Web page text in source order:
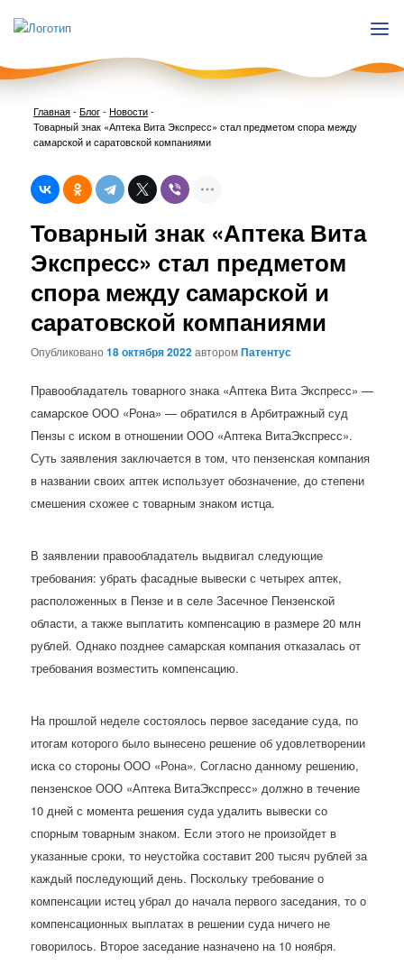
Главная-Блог- Новости-
Товарный знак «Аптека Вита Экспресс» стал предметом спора между
самарской и саратовской компаниями
Товарный знак «Аптека Вита
Экспресс» стал предметом
спора между самарской и
саратовской компаниями
Опубликовано18 октября 2022авторомПатентус
Правообладатель товарного знака «Аптека Вита Экспресс» —
самарское ООО «Рона» — обратился в Арбитражный суд
Пензы с иском в отношении ООО «Аптека ВитаЭкспресс».
Суть заявления заключается в том, что пензенская компания
в названии своих аптек использует обозначение, до степени
смешения схожее с товарным знаком истца.
В заявлении правообладатель выдвигал следующие
требования: убрать фасадные вывески с четырех аптек,
расположенных в Пензе и в селе Засечное Пензенской
области, а также выплатить компенсацию в размере 20 млн
рублей. Однако позднее самарская компания отказалась от
требования возместить компенсацию.
На прошлой неделе состоялось первое заседание суда, по
итогам которого было вынесено решение об удовлетворении
иска со стороны ООО «Рона». Согласно данному решению,
пензенское ООО «Аптека ВитаЭкспресс» должно в течение
10 дней с момента решения суда удалить вывески со
спорным товарным знаком. Если этого не произойдет в
указанные сроки, то неустойка составит 200 тысяч рублей за
каждый последующий день. Поскольку требование о
компенсации истец убрал до начала первого заседания, то о
компенсационных выплатах в решении суда ничего не
говорилось. Второе заседание назначено на 10 ноября.